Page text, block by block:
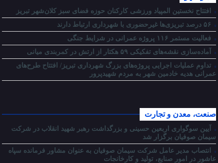
افتتاح نخستین المپیاد ورزشی کارکنان حوزه فضای سبز کلان‌شهر تبریز
فعالیت مستمر ۱۱۶ پروژه عمرانی در شرایط جنگی
آماده‌سازی نقشه‌های تفکیکی ۵۹ هکتار از ارتش در کمربندی میانی
تداوم عملیات اجرایی پروژه‌های بزرگ شهرداری تبریز/ افتتاح طرح‌های
عمرانی هدیه خادمین شهر به مردم شهیدپرور
صنعت، معدن و تجارت
آیین سوگواری اربعین حسینی و بزرگداشت رهبر شهید انقلاب در شرکت
سیمان صوفیان برگزار شد
انتصاب مدیر عامل شرکت سیمان صوفیان به عنوان مشاور فرمانده سپاه
عاشور در امور صنایع، تولید و کارخانجات